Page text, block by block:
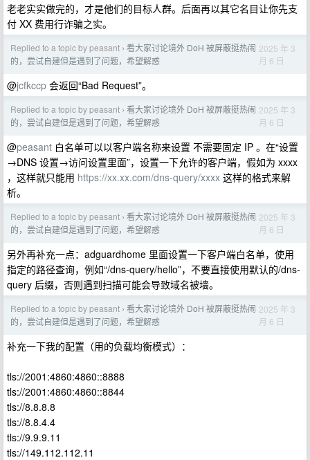
老老实实做完的，才是他们的目标人群。后面再以其它名目让你先支
付 XX 费用行诈骗之实。
Replied to a topic by peasant › 看大家讨论境外 DoH 被屏蔽挺热闹
的，尝试自建但是遇到了问题，希望解惑
2025 年 3
月 6 日
@jcfkccp 会返回“Bad Request”。
Replied to a topic by peasant › 看大家讨论境外 DoH 被屏蔽挺热闹
的，尝试自建但是遇到了问题，希望解惑
2025 年 3
月 6 日
@peasant 白名单可以以客户端名称来设置 不需要固定 IP 。在“设置
→DNS 设置→访问设置里面”，设置一下允许的客户端，假如为 xxxx
，这样就只能用 https://xx.xx.com/dns-query/xxxx 这样的格式来解
析。
Replied to a topic by peasant › 看大家讨论境外 DoH 被屏蔽挺热闹
的，尝试自建但是遇到了问题，希望解惑
2025 年 3
月 6 日
另外再补充一点：adguardhome 里面设置一下客户端白名单，使用
指定的路径查询，例如“/dns-query/hello”，不要直接使用默认的/dns-
query 后缀，否则遇到扫描可能会导致域名被墙。
Replied to a topic by peasant › 看大家讨论境外 DoH 被屏蔽挺热闹
的，尝试自建但是遇到了问题，希望解惑
2025 年 3
月 6 日
补充一下我的配置（用的负载均衡模式）：
tls://2001:4860:4860::8888
tls://2001:4860:4860::8844
tls://8.8.8.8
tls://8.8.4.4
tls://9.9.9.11
tls://149.112.112.11